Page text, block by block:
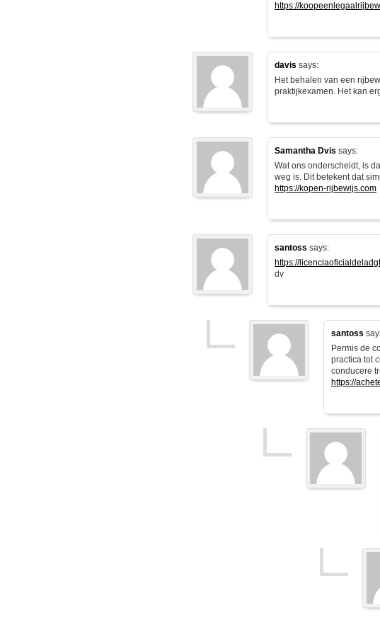
https://
davis says:
Het behalen van een
praktijkexamen. Het kan
Samantha Dvis says:
Wat ons onderscheidt, is
weg is. Dit betekent dat
https://kopen-rijbewijs.com
santoss says:
https://
dv
santoss
Permis de
practica tot
conducere
https://